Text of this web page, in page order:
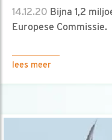
14.12.20 Bijna 1,2
Europese Commissie.
lees meer